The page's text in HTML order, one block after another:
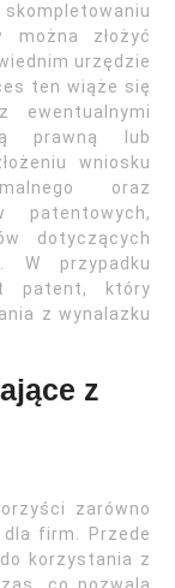
można złożyć
urzędzie
ten wiąże się
ewentualnymi
prawną lub
wniosku
oraz
patentowych,
dotyczących
W przypadku
patent, który
z wynalazku
z
zarówno
firm. Przede
korzystania z